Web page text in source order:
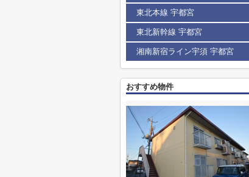
東北本線 宇都宮
東北新幹線 宇都宮
湘南新宿ライン宇須 宇都宮
おすすめ物件